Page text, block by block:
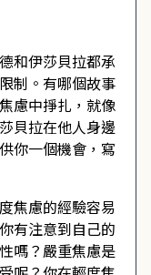
和伊莎貝拉都承
制。有哪個故事
慮中掙扎，就像
貝拉在他人身邊
你一個機會，寫
焦慮的經驗容易
有注意到自己的
嗎？嚴重焦慮是